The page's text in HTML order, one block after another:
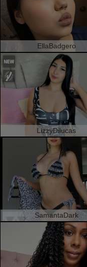
EllaBadgero
LizzyDilucas
SamantaDark